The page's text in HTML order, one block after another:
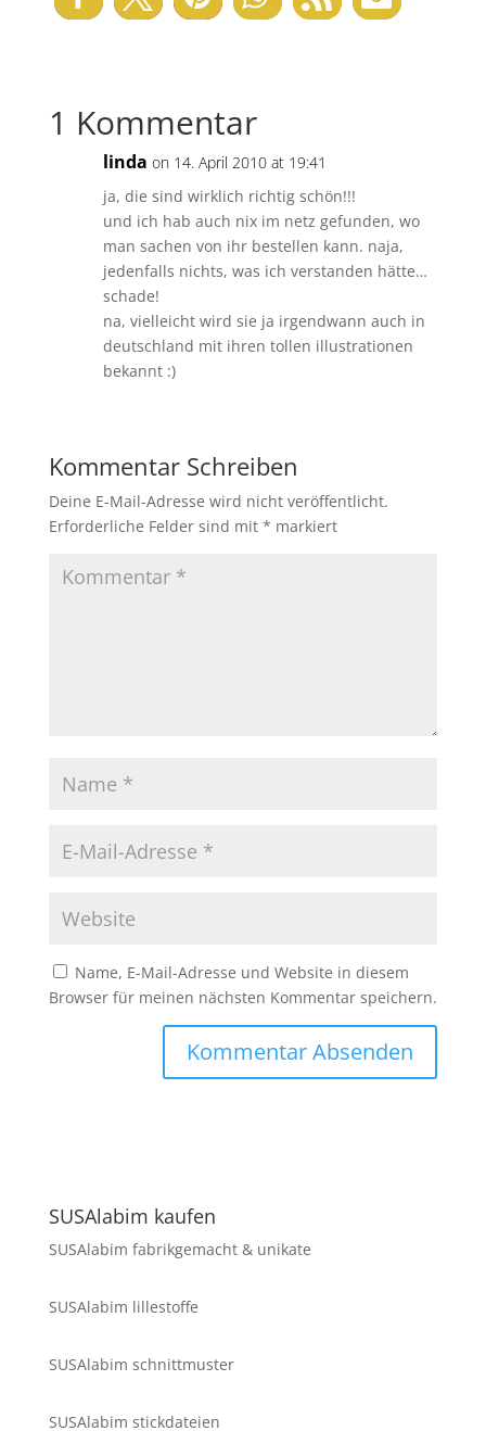
1 Kommentar
linda on 14. April 2010 at 19:41
ja, die sind wirklich richtig schön!!!
und ich hab auch nix im netz gefunden, wo
man sachen von ihr bestellen kann. naja,
jedenfalls nichts, was ich verstanden hätte…
schade!
na, vielleicht wird sie ja irgendwann auch in
deutschland mit ihren tollen illustrationen
bekannt :)
Kommentar Schreiben
Deine E-Mail-Adresse wird nicht veröffentlicht.
Erforderliche Felder sind mit * markiert
Name, E-Mail-Adresse und Website in diesem
Browser für meinen nächsten Kommentar speichern.
SUSAlabim kaufen
SUSAlabim fabrikgemacht & unikate
SUSAlabim lillestoffe
SUSAlabim schnittmuster
SUSAlabim stickdateien